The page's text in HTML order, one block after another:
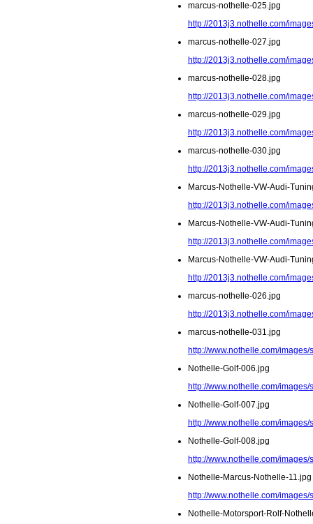
marcus-nothelle-025.jpg
http://2013j3.nothelle.com/
marcus-nothelle-027.jpg
http://2013j3.nothelle.com/
marcus-nothelle-028.jpg
http://2013j3.nothelle.com/
marcus-nothelle-029.jpg
http://2013j3.nothelle.com/
marcus-nothelle-030.jpg
http://2013j3.nothelle.com/
Marcus-Nothelle-VW-Audi-
http://2013j3.nothelle.com/
Marcus-Nothelle-VW-Audi-
http://2013j3.nothelle.com/
Marcus-Nothelle-VW-Audi-
http://2013j3.nothelle.com/
marcus-nothelle-026.jpg
http://2013j3.nothelle.com/
marcus-nothelle-031.jpg
http://www.nothelle.com/
Nothelle-Golf-006.jpg
http://www.nothelle.com/
Nothelle-Golf-007.jpg
http://www.nothelle.com/
Nothelle-Golf-008.jpg
http://www.nothelle.com/
Nothelle-Marcus-Nothelle-11.jpg
http://www.nothelle.com/
Nothelle-Motorsport-Rolf-